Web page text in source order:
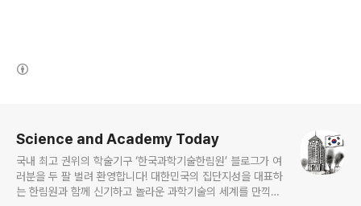
Science and Academy Today
국내 최고 권위의 학술기구 ‘한국과학기술한림원’ 블로그가 여
러분을 두 팔 벌려 환영합니다! 대한민국의 집단지성을 대표하
는 한림원과 함께 신기하고 놀라운 과학기술의 세계를 만끽하